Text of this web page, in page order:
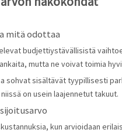
mitä odottaa
budjettiystävällisistä
mutta ne voivat toimia
sohvat sisältävät tyypillisesti
on usein laajennetut takuut.
kun arvioidaan